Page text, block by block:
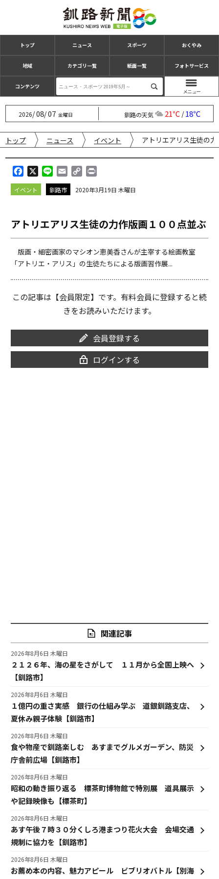
トップ ニュース スポーツ おくやみ
地域 カテゴリ一覧 紙面一覧 フォトサービス
コンテンツ
2026/08/07 金曜日 釧路の天気 21℃/18℃
トップ ニュース イベント アトリエアリス生徒の
a
c
o
o
k
i
n
m
a
p
i
n
k
i
イベント 釧路市 2020年3月19日 木曜日
アトリエアリス生徒の力作版画１００点並ぶ
版画・細密画家のマシオン恵美香さんが主宰する絵画教室
「アトリエ・アリス」の生徒たちによる版画習作展...
この記事は【会員限定】です。有料会員に登録すると続
きをお読みいただけます。
会員登録する
ログインする
関連記事
２１２６年、海の星をさがして １１月から全国上映へ
【釧路市】
2026年8月6日 木曜日
１億円の重さ実感 銀行の仕組み学ぶ 道銀釧路支店、
夏休み親子体験【釧路市】
2026年8月6日 木曜日
食や物産で釧路楽しむ あすまでグルメガーデン、防災
庁舎前広場【釧路市】
2026年8月6日 木曜日
昭和の動き振り返る 標茶町博物館で特別展 道具展示
や記録映像も【標茶町】
2026年8月6日 木曜日
あす午後７時３０分くしろ港まつり花火大会 会場交通
規制に協力を【釧路市】
2026年8月6日 木曜日
お薦め本の内容、魅力アピール ビブリオバトル【別海
2026年8月6日 木曜日